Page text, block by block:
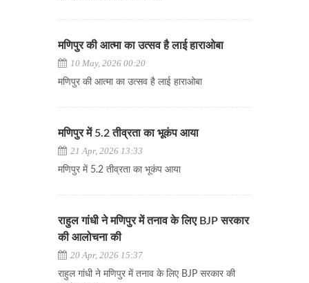
मणिपुर की आत्मा का उत्सव है लाई हाराओबा
10 May, 2026 00:20
मणिपुर की आत्मा का उत्सव है लाई हाराओबा
मणिपुर में 5.2 तीव्रता का भूकंप आया
21 Apr, 2026 13:33
मणिपुर में 5.2 तीव्रता का भूकंप आया
राहुल गांधी ने मणिपुर में तनाव के लिए BJP सरकार
की आलोचना की
20 Apr, 2026 15:37
राहुल गांधी ने मणिपुर में तनाव के लिए BJP सरकार की